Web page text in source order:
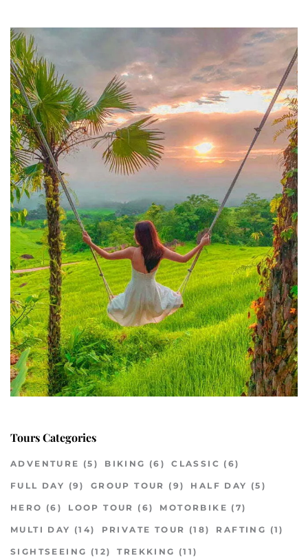
Tours Categories
ADVENTURE (5) BIKING (6) CLASSIC (6)
FULL DAY (9) GROUP TOUR (9) HALF DAY (5)
HERO (6) LOOP TOUR (6) MOTORBIKE (7)
MULTI DAY (14) PRIVATE TOUR (18) RAFTING (1)
SIGHTSEEING (12) TREKKING (11)